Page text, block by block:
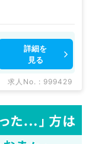
詳細を
見る
求人No. : 999429